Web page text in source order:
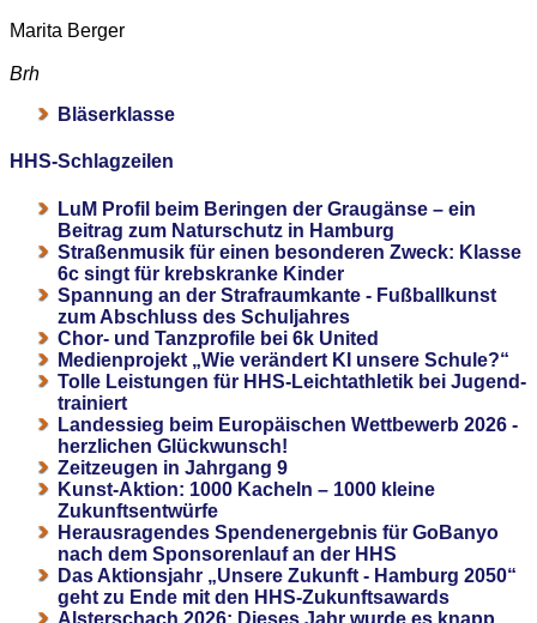
Marita Berger
Brh
Bläserklasse
HHS-Schlagzeilen
LuM Profil beim Beringen der Graugänse – ein
Beitrag zum Naturschutz in Hamburg
Straßenmusik für einen besonderen Zweck: Klasse
6c singt für krebskranke Kinder
Spannung an der Strafraumkante - Fußballkunst
zum Abschluss des Schuljahres
Chor- und Tanzprofile bei 6k United
Medienprojekt „Wie verändert KI unsere Schule?“
Tolle Leistungen für HHS-Leichtathletik bei Jugend-
trainiert
Landessieg beim Europäischen Wettbewerb 2026 -
herzlichen Glückwunsch!
Zeitzeugen in Jahrgang 9
Kunst-Aktion: 1000 Kacheln – 1000 kleine
Zukunftsentwürfe
Herausragendes Spendenergebnis für GoBanyo
nach dem Sponsorenlauf an der HHS
Das Aktionsjahr „Unsere Zukunft - Hamburg 2050“
geht zu Ende mit den HHS-Zukunftsawards
Alsterschach 2026: Dieses Jahr wurde es knapp,